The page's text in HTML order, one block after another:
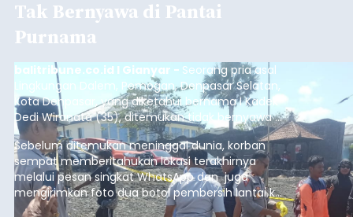
Tak Bernyawa di Pantai
Purnama
balitribune.co.id I Gianyar - Seorang pria asal
Lingkungan Dalem, Pemogan, Denpasar Selatan,
Kota Denpasar, yang diketahui bernama I Kadek
Dedi Wiranata (35), ditemukan tidak bernyawa di
pesisir Pantai Purnama, Sukawati.
Sebelum ditemukan meninggal dunia, korban
sempat memberitahukan lokasi terakhirnya
melalui pesan singkat WhatsApp dan juga
mengirimkan foto dua botol pembersih lantai ke
istrinya.